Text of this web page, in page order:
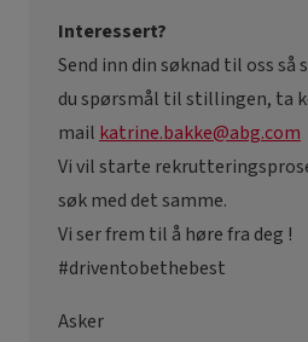
Interessert?
Send inn din søknad til oss
du spørsmål til stillingen, ta
mail katrine.bakke@abg.com
Vi vil starte
søk med det samme.
Vi ser frem til å høre fra deg !
#driventobethebest
Asker